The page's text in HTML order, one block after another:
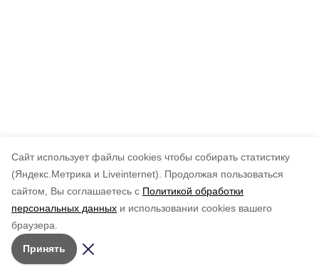
Cайт использует файлы cookies чтобы собирать статистику
(Яндекс.Метрика и Liveinternet).
Продолжая пользоваться
сайтом, Вы соглашаетесь с Политикой обработки
персональных данных и использовании cookies вашего
браузера.
Принять